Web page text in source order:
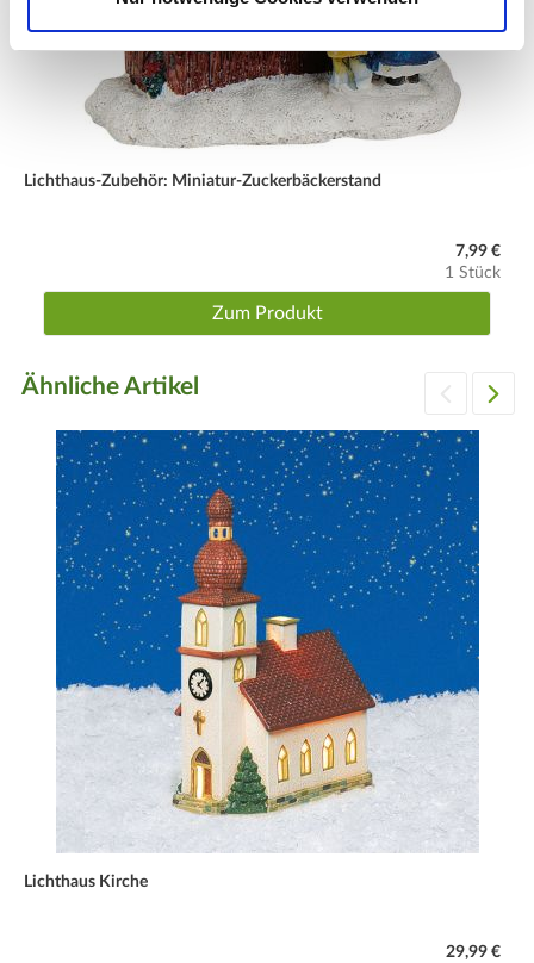
Lichthaus-Zubehör: Miniatur-Zuckerbäckerstand
7,99 €
1 Stück
Zum Produkt
Ähnliche Artikel
Lichthaus Kirche
29,99 €